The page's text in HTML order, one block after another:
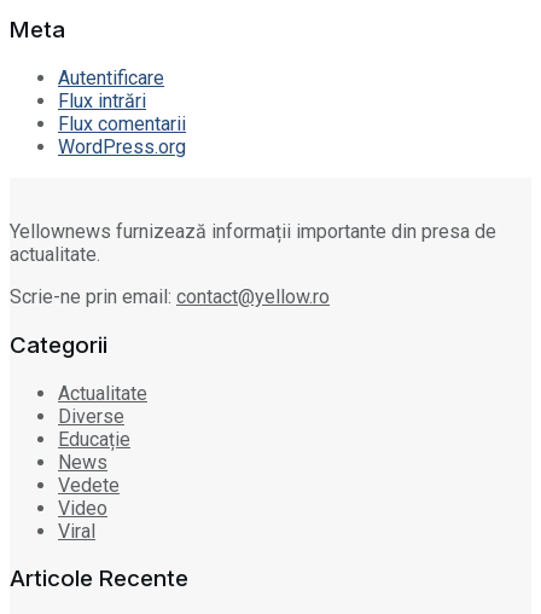
Meta
Autentificare
Flux intrări
Flux comentarii
WordPress.org
Yellownews furnizează informații importante din presa de
actualitate.
Scrie-ne prin email: contact@yellow.ro
Categorii
Actualitate
Diverse
Educație
News
Vedete
Video
Viral
Articole Recente